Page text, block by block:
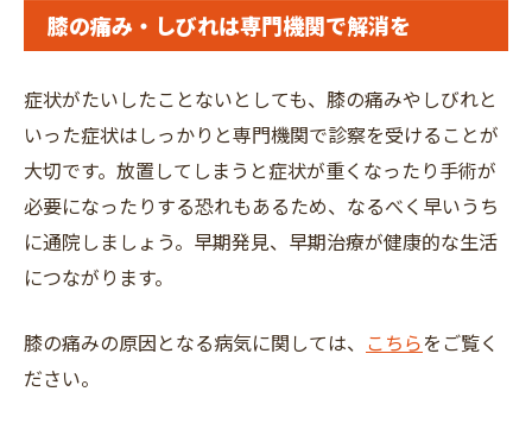
膝の痛み・しびれは専門機関で解消を
症状がたいしたことないとしても、膝の痛みやしびれと
いった症状はしっかりと専門機関で診察を受けることが
大切です。放置してしまうと症状が重くなったり手術が
必要になったりする恐れもあるため、なるべく早いうち
に通院しましょう。早期発見、早期治療が健康的な生活
につながります。
膝の痛みの原因となる病気に関しては、 こちらをご覧く
ださい。